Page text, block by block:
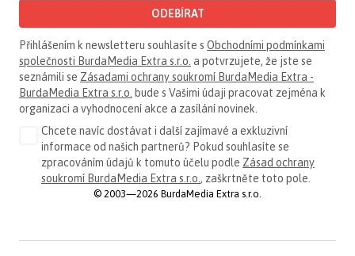
ODEBÍRAT
Přihlášením k newsletteru souhlasíte s Obchodními podmínkami
společnosti BurdaMedia Extra s.r.o. a potvrzujete, že jste se
seznámili se Zásadami ochrany soukromí BurdaMedia Extra -
BurdaMedia Extra s.r.o. bude s Vašimi údaji pracovat zejména k
organizaci a vyhodnocení akce a zasílání novinek.
Chcete navíc dostávat i další zajímavé a exkluzivní
informace od našich partnerů? Pokud souhlasíte se
zpracováním údajů k tomuto účelu podle Zásad ochrany
soukromí BurdaMedia Extra s.r.o. , zaškrtněte toto pole.
© 2003—2026 BurdaMedia Extra s.r.o.